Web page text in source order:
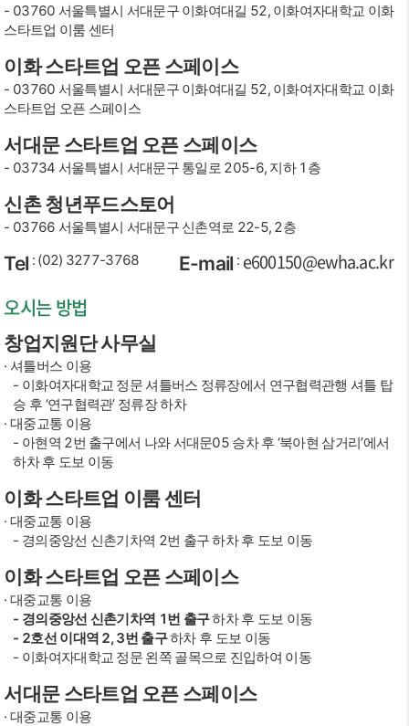
- 03760 서울특별시 서대문구 이화여대길 52, 이화여자대학교 이화
스타트업 이룸 센터
이화 스타트업 오픈 스페이스
- 03760 서울특별시 서대문구 이화여대길 52, 이화여자대학교 이화
스타트업 오픈 스페이스
서대문 스타트업 오픈 스페이스
- 03734 서울특별시 서대문구 통일로 205-6, 지하 1층
신촌 청년푸드스토어
- 03766 서울특별시 서대문구 신촌역로 22-5, 2층
Tel : (02) 3277-3768 E-mail : e600150@ewha.ac.kr
오시는 방법
창업지원단 사무실
· 셔틀버스 이용
- 이화여자대학교 정문 셔틀버스 정류장에서 연구협력관행 셔틀 탑
승 후 ‘연구협력관’ 정류장 하차
· 대중교통 이용
- 아현역 2번 출구에서 나와 서대문05 승차 후 ‘북아현 삼거리’에서
하차 후 도보 이동
이화 스타트업 이룸 센터
· 대중교통 이용
- 경의중앙선 신촌기차역 2번 출구 하차 후 도보 이동
이화 스타트업 오픈 스페이스
· 대중교통 이용
- 경의중앙선 신촌기차역 1번 출구하차 후 도보 이동
- 2호선 이대역 2, 3번 출구하차 후 도보 이동
- 이화여자대학교 정문 왼쪽 골목으로 진입하여 이동
서대문 스타트업 오픈 스페이스
· 대중교통 이용